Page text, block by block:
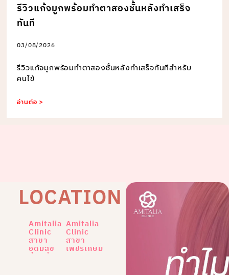
รีวิวแก้จมูกพร้อมทำตาสองชั้นหลังทำเสร็จ
ทันที
03/08/2026
รีวิวแก้จมูกพร้อมทำตาสองชั้นหลังทำเสร็จทันทีสำหรับ
คนไข้
อ่านต่อ >
LOCATION
Amitalia
Clinic
สาขา
อุดมสุข
Amitalia
Clinic
สาขา
เพชรเกษม